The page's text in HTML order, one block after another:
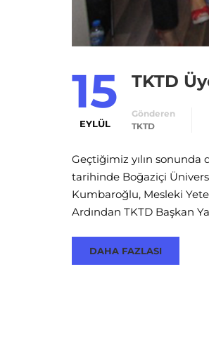
15
EYLÜL
TKTD
Gönderen
TKTD
Geçtiğimiz yılın sonunda
tarihinde Boğaziçi
Kumbaroğlu, Mesleki
Ardından TKTD Başkan
DAHA FAZLASI